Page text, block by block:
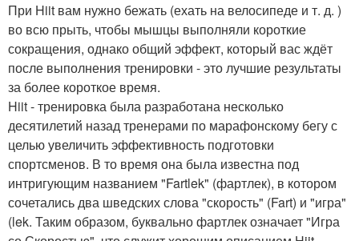
При Hiit вам нужно бежать (ехать на велосипеде и т. д. )
во всю прыть, чтобы мышцы выполняли короткие
сокращения, однако общий эффект, который вас ждёт
после выполнения тренировки - это лучшие результаты
за более короткое время.
Hiit - тренировка была разработана несколько
десятилетий назад тренерами по марафонскому бегу с
целью увеличить эффективность подготовки
спортсменов. В то время она была известна под
интригующим названием "Fartlek" (фартлек), в котором
сочетались два шведских слова "скорость" (Fart) и "игра"
(lek. Таким образом, буквально фартлек означает "Игра